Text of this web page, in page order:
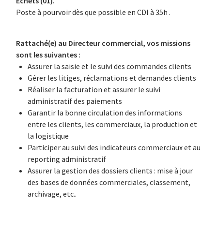
Poste à pourvoir dès que possible en CDI à 35h .
Rattaché(e) au Directeur commercial, vos missions
sont les suivantes :
Assurer la saisie et le suivi des commandes clients
Gérer les litiges, réclamations et demandes clients
Réaliser la facturation et assurer le suivi
administratif des paiements
Garantir la bonne circulation des informations
entre les clients, les commerciaux, la production et
la logistique
Participer au suivi des indicateurs commerciaux et au
reporting administratif
Assurer la gestion des dossiers clients : mise à jour
des bases de données commerciales, classement,
archivage, etc..